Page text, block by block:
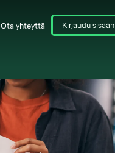
Ota yhteyttä Kirjaudu sisään